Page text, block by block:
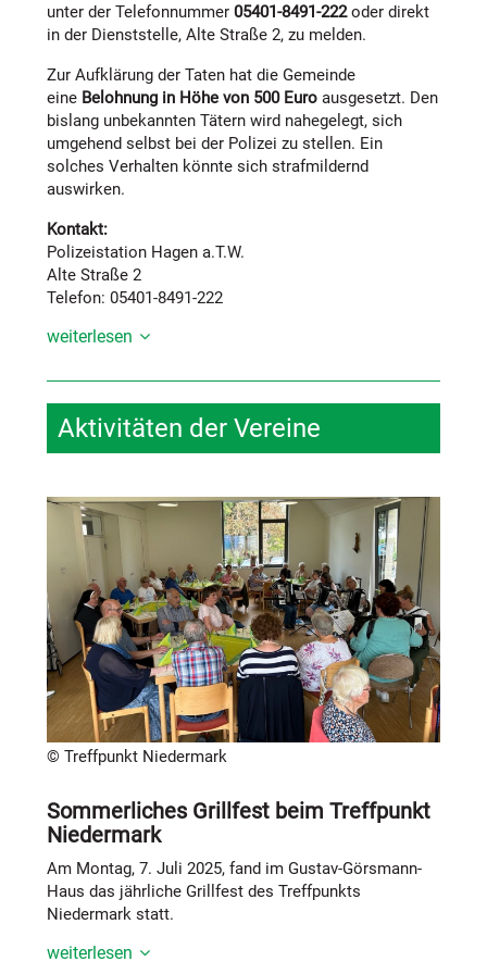
In der zweiten Hälfte der Förderperiode wird es eine
wichtige Änderung geben: Wegebauprojekte wie Rad-
oder multifunktionale Wege werden künftig nicht mehr
gefördert. Die Ausrichtung verlagert sich hin zu
Projekten mit stärkerem sozialen und ökologischen
Fokus. Dabei bleibt die übergreifende Vision klar: die
Region als „ZukunftsRaum Hufeisen“
weiterzuentwickeln – in all ihren Dimensionen. Das
menschliche Verflechtung aktiv zu gestalten. „Es geht
um Netzwerke, Synergien und neue Treffpunkte sowie
um Inklusion, Mobilitätslösungen und zukunftsfähige
Strukturen im ländlichen Raum“, betont Dagmar Bahlo
LEADER-Förderung. „Unser Anspruch ist es, den
Hufeisen-Region gemeinsam zu stärken – über
Gemeindegrenzen hinweg.“
In der jüngsten LAG-Sitzung wurden acht Projekte
bewertet. Für Hagen a.T.W. betrifft dies das
Schullandheim Mentrup-Hagen, das seine
Außenanlagen mit einem naturnahen Spielbereich
weiterentwickeln möchte.
Die nächste Sitzung der Lokalen Aktionsgruppe in der
Hufeisen-Region findet am 17. November 2025 statt.
Dann stehen wieder 400.000 Euro für Projekte zur
Verfügung. Der nächster Antragsstichtag ist der 20.
Oktober 2025. Weitere Infos:
LEADER-Region
Hufeisen
Restabfallbehälter überquillt, sollte ein größerer
angeschafft werden. Das Bestellen eines neuen
auf Abfallwirtschaft im Osnabrücker Land -
AWIGOmöglich. Weitere Unterstützung gibt das
AWIGO-Service-Center unter 05401/365555.
unter der Telefonnummer 05401-8491-222oder direkt
in der Dienststelle, Alte Straße 2, zu melden.
Zur Aufklärung der Taten hat die Gemeinde
eine Belohnung in Höhe von 500 Euroausgesetzt. Den
bislang unbekannten Tätern wird nahegelegt, sich
umgehend selbst bei der Polizei zu stellen. Ein
solches Verhalten könnte sich strafmildernd
auswirken.
Kontakt:
Polizeistation Hagen a.T.W.
Alte Straße 2
Telefon: 05401-8491-222
weiterlesen
Aktivitäten der Vereine
© Treffpunkt Niedermark
Sommerliches Grillfest beim Treffpunkt
Niedermark
Am Montag, 7. Juli 2025, fand im Gustav-Görsmann-
Haus das jährliche Grillfest des Treffpunkts
Niedermark statt.
weiterlesen